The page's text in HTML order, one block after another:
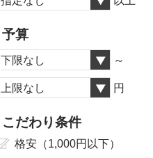
予算
下限なし ～
上限なし 円
こだわり条件
格安（1,000円以下）